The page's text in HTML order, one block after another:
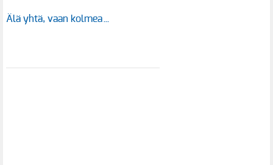
Älä yhtä, vaan kolmea…